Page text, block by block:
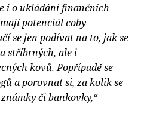
i o ukládání finančních
potenciál coby
se jen podívat na to, jak se
stříbrných, ale i
kovů. Popřípadě se
a porovnat si, za kolik se
či bankovky,“